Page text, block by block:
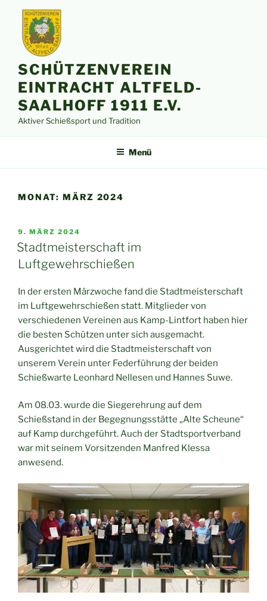
springen
SCHÜTZENVEREIN
EINTRACHT ALTFELD-
SAALHOFF 1911 E.V.
Aktiver Schießsport und Tradition
Menü
MONAT: MÄRZ 2024
VERÖFFENTLICHT
AM
9. MÄRZ 2024
Stadtmeisterschaft im
Luftgewehrschießen
In der ersten Märzwoche fand die Stadtmeisterschaft
im Luftgewehrschießen statt. Mitglieder von
verschiedenen Vereinen aus Kamp-Lintfort haben hier
die besten Schützen unter sich ausgemacht.
Ausgerichtet wird die Stadtmeisterschaft von
unserem Verein unter Federführung der beiden
Schießwarte Leonhard Nellesen und Hannes Suwe.
Am 08.03. wurde die Siegerehrung auf dem
Schießstand in der Begegnungsstätte „Alte Scheune“
auf Kamp durchgeführt. Auch der Stadtsportverband
war mit seinem Vorsitzenden Manfred Klessa
anwesend.